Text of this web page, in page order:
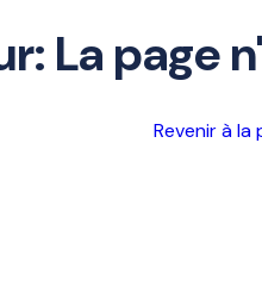
La page
Revenir à la